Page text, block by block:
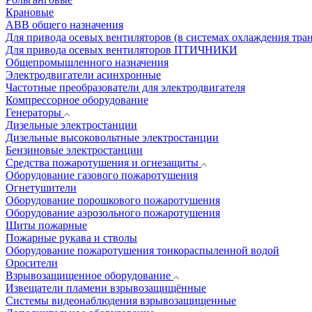
Крановые
АВВ общего назначения
Для привода осевых вентиляторов (в системах охлаждения
Для привода осевых вентиляторов ПТИЧНИКИ
Общепромышленного назначения
Электродвигатели асинхронные
Частотные преобразователи для электродвигателя
Компрессорное оборудование
Генераторы
Дизельные электростанции
Дизельные высоковольтные электростанции
Бензиновые электростанции
Средства пожаротушения и огнезащиты
Оборудование газового пожаротушения
Огнетушители
Оборудование порошкового пожаротушения
Оборудование аэрозольного пожаротушения
Щиты пожарные
Пожарные рукава и стволы
Оборудование пожаротушения тонкораспыленной водой
Оросители
Взрывозащищенное оборудование
Извещатели пламени взрывозащищённые
Системы видеонаблюдения взрывозащищенные